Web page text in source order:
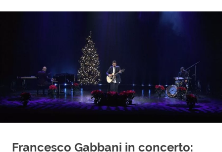
Francesco Gabbani in concerto: